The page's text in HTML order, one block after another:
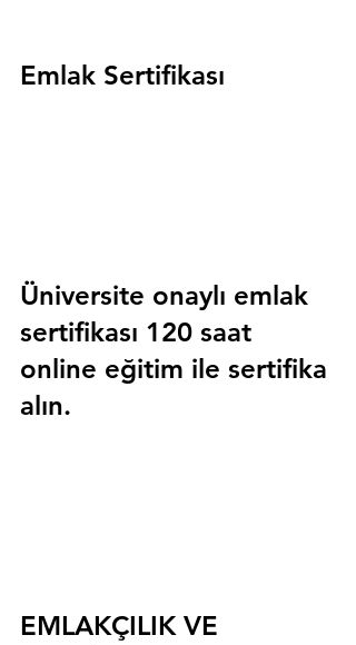
Emlak Sertifikası
Üniversite onaylı emlak
sertifikası 120 saat
online eğitim ile sertifika
alın.
EMLAKÇILIK VE